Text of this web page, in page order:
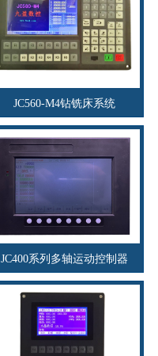
JC560-M4钻铣床系统
JC400系列多轴运动控制器